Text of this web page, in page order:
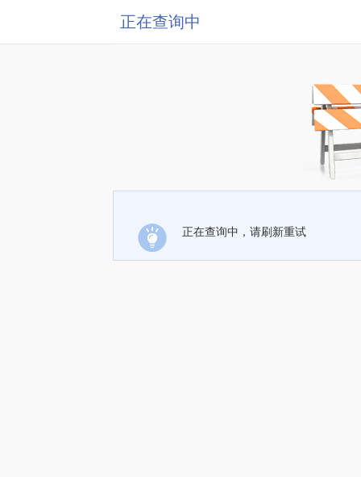
正在查询中
正在查询中，请刷新重试